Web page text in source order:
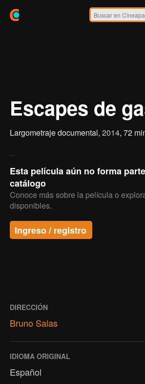
Escapes de
Largometraje documental, 2014, 72
Esta película aún no forma
catálogo
Conoce más sobre la película o
disponibles.
Ingreso / registro
DIRECCIÓN
Bruno Salas
IDIOMA ORIGINAL
Español